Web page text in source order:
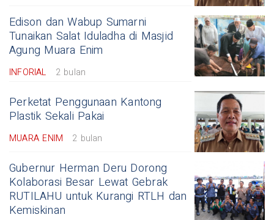
Edison dan Wabup Sumarni
Tunaikan Salat Iduladha di Masjid
Agung Muara Enim
INFORIAL 2 bulan
Perketat Penggunaan Kantong
Plastik Sekali Pakai
MUARA ENIM 2 bulan
Gubernur Herman Deru Dorong
Kolaborasi Besar Lewat Gebrak
RUTILAHU untuk Kurangi RTLH dan
Kemiskinan